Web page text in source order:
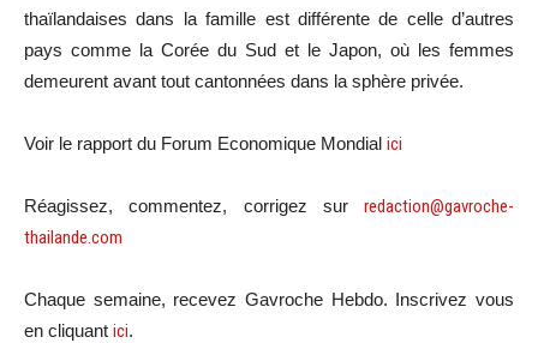
thaïlandaises dans la famille est différente de celle d’autres
pays comme la Corée du Sud et le Japon, où les femmes
demeurent avant tout cantonnées dans la sphère privée.
Voir le rapport du Forum Economique Mondial ici
Réagissez, commentez, corrigez sur redaction@gavroche-
thailande.com
Chaque semaine, recevez Gavroche Hebdo. Inscrivez vous
en cliquant ici.